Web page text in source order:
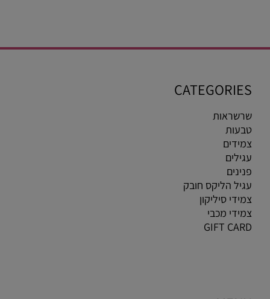
CATEGORIES
שרשראות
טבעות
צמידים
עגילים
פנינים
עגיל הליקס חובק
צמידי סיליקון
צמידי מכבי
GIFT CARD